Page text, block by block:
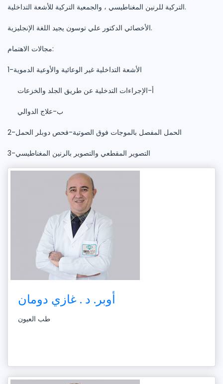
التركية للرنين المغناطيسي ، والجمعية التركية للأشعة التداخلية.
الأخصائي الدكتور علي توسون يجيد اللغة الإنجليزية.
مجالات الاهتمام:
1-الأشعة التداخلية غير الوعائية والأوعية الدموية
أ-الإجراءات التدخلية عن طريق الجلد والخزعات
ب-علاج الدوالي
2-الحمل المفصل بالموجات فوق الصوتية-فحص دوبلر الحمل
3-التصوير المقطعي والتصوير بالرنين المغناطيسي
أوبر. د . غازي دومان
طب العيون